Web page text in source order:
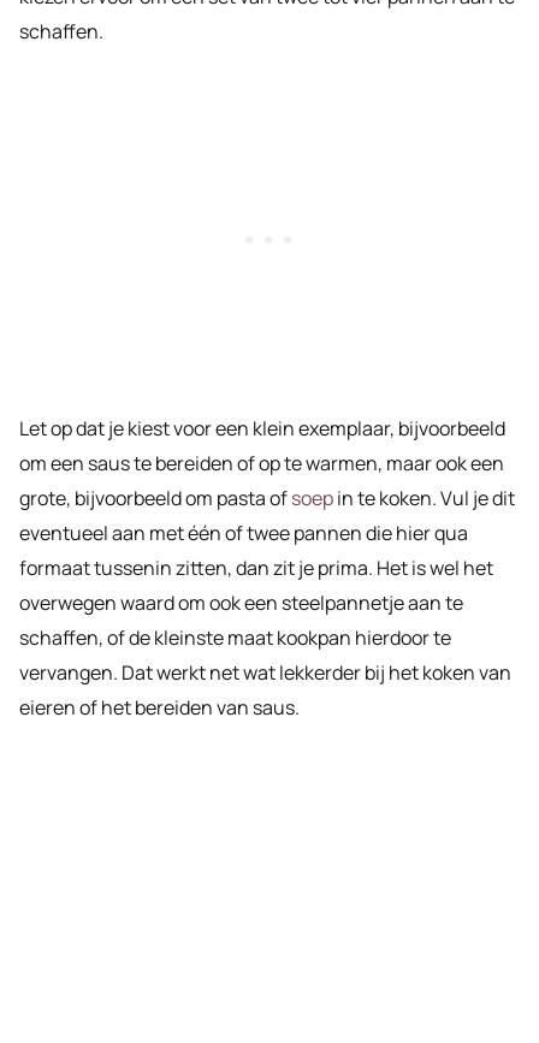
schaffen.
Let op dat je kiest voor een klein exemplaar, bijvoorbeeld
om een saus te bereiden of op te warmen, maar ook een
grote, bijvoorbeeld om pasta ofsoepin te koken. Vul je dit
eventueel aan met één of twee pannen die hier qua
formaat tussenin zitten, dan zit je prima. Het is wel het
overwegen waard om ook een steelpannetje aan te
schaffen, of de kleinste maat kookpan hierdoor te
vervangen. Dat werkt net wat lekkerder bij het koken van
eieren of het bereiden van saus.